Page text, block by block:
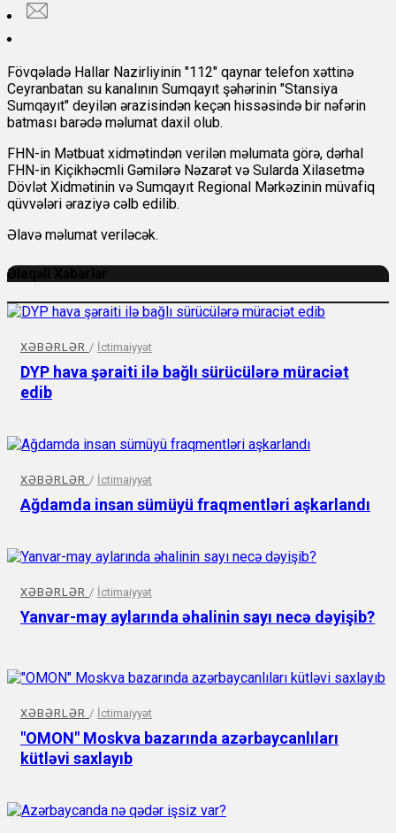
Fövqəladə Hallar Nazirliyinin "112" qaynar telefon xəttinə
Ceyranbatan su kanalının Sumqayıt şəhərinin "Stansiya
Sumqayıt" deyilən ərazisindən keçən hissəsində bir nəfərin
batması barədə məlumat daxil olub.
FHN-in Mətbuat xidmətindən verilən məlumata görə, dərhal
FHN-in Kiçikhəcmli Gəmilərə Nəzarət və Sularda Xilasetmə
Dövlət Xidmətinin və Sumqayıt Regional Mərkəzinin müvafiq
qüvvələri əraziyə cəlb edilib.
Əlavə məlumat veriləcək.
Əlaqəli Xəbərlər
XƏBƏRLƏR / İctimaiyyət
DYP hava şəraiti ilə bağlı sürücülərə müraciət
edib
XƏBƏRLƏR / İctimaiyyət
Ağdamda insan sümüyü fraqmentləri aşkarlandı
XƏBƏRLƏR / İctimaiyyət
Yanvar-may aylarında əhalinin sayı necə dəyişib?
XƏBƏRLƏR / İctimaiyyət
"OMON" Moskva bazarında azərbaycanlıları
kütləvi saxlayıb